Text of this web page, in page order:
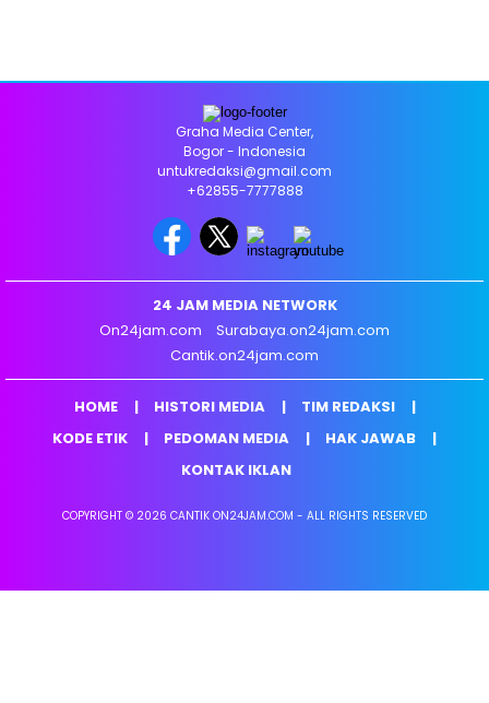
Graha Media Center,
Bogor - Indonesia
untukredaksi@gmail.com
+62855-7777888
24 JAM MEDIA NETWORK
On24jam.com
Surabaya.on24jam.com
Cantik.on24jam.com
HOME HISTORI MEDIA
TIM REDAKSI
KODE ETIK
PEDOMAN MEDIA
HAK JAWAB
KONTAK IKLAN
COPYRIGHT © 2026 CANTIK ON24JAM.COM - ALL RIGHTS RESERVED